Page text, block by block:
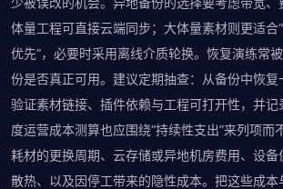
体量工程可直接云端同步；大体量素材则更适合
优先”，必要时采用离线介质轮换。恢复演练常
份是否真正可用。建议定期抽查：从备份中恢复
验证素材链接、插件依赖与工程可打开性，并
度运营成本测算也应围绕“持续性支出”来列项而
耗材的更换周期、云存储或异地机房费用、设备
散热、以及因停工带来的隐性成本。把这些成本